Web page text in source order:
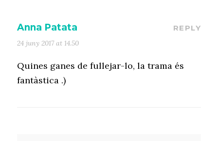
Anna Patata
24 juny 2017 at 14.50
REPLY
Quines ganes de fullejar-lo, la trama és
fantàstica .)